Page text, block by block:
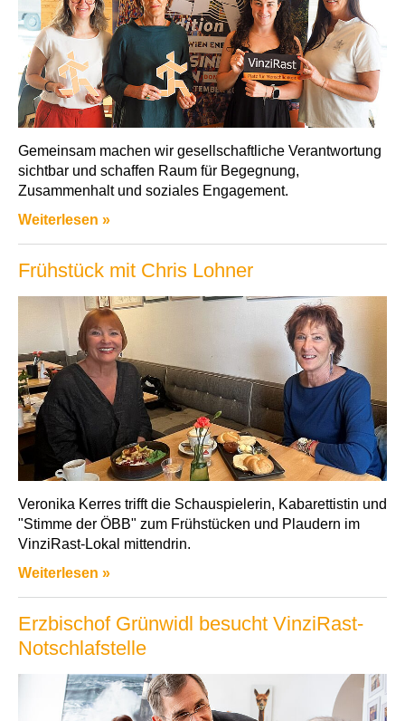
Gemeinsam machen wir gesellschaftliche Verantwortung
sichtbar und schaffen Raum für Begegnung,
Zusammenhalt und soziales Engagement.
Weiterlesen »
Frühstück mit Chris Lohner
Veronika Kerres trifft die Schauspielerin, Kabarettistin und
"Stimme der ÖBB" zum Frühstücken und Plaudern im
VinziRast-Lokal mittendrin.
Weiterlesen »
Erzbischof Grünwidl besucht VinziRast-
Notschlafstelle